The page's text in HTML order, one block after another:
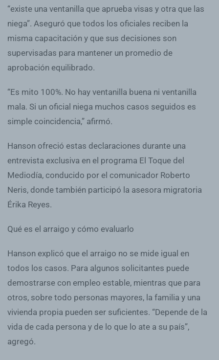
“existe una ventanilla que aprueba visas y otra que las
niega”. Aseguró que todos los oficiales reciben la
misma capacitación y que sus decisiones son
supervisadas para mantener un promedio de
aprobación equilibrado.
“Es mito 100%. No hay ventanilla buena ni ventanilla
mala. Si un oficial niega muchos casos seguidos es
simple coincidencia,” afirmó.
Hanson ofreció estas declaraciones durante una
entrevista exclusiva en el programa El Toque del
Mediodía, conducido por el comunicador Roberto
Neris, donde también participó la asesora migratoria
Érika Reyes.
Qué es el arraigo y cómo evaluarlo
Hanson explicó que el arraigo no se mide igual en
todos los casos. Para algunos solicitantes puede
demostrarse con empleo estable, mientras que para
otros, sobre todo personas mayores, la familia y una
vivienda propia pueden ser suficientes. “Depende de la
vida de cada persona y de lo que lo ate a su país”,
agregó.